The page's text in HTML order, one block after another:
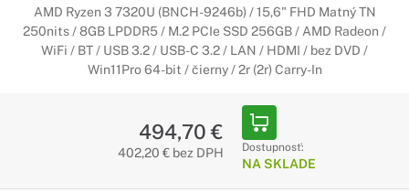
AMD Ryzen 3 7320U (BNCH-9246b) / 15,6" FHD Matný TN
250nits / 8GB LPDDR5 / M.2 PCIe SSD 256GB / AMD Radeon /
WiFi / BT / USB 3.2 / USB-C 3.2 / LAN / HDMI / bez DVD /
Win11Pro 64-bit / čierny / 2r (2r) Carry-In
494,70 €
402,20 € bez DPH Dostupnosť:
NA SKLADE